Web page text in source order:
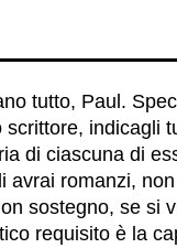
tutto, Paul.
indicagli
di ciascuna di
avrai romanzi,
sostegno, se si
requisito è la